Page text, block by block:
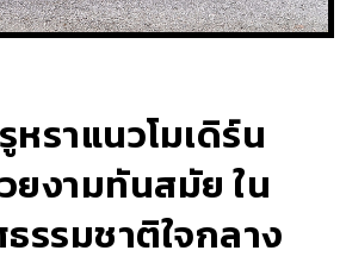
ราแนวโมเดิร์น
งามทันสมัย ใน
รรมชาติใจกลาง